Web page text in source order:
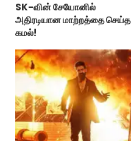
SK-வின் சேயோனில்
அதிரடியான மாற்றத்தை செய்த
கமல்!